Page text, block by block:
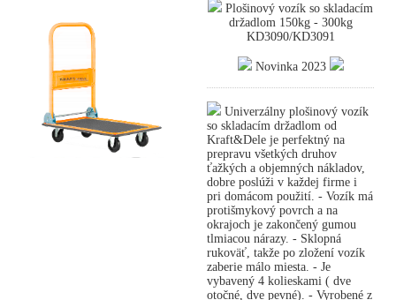
Plošinový vozík so skladacím
držadlom 150kg - 300kg
KD3090/KD3091
Novinka 2023
Univerzálny plošinový vozík
so skladacím držadlom od
Kraft&Dele je perfektný na
prepravu všetkých druhov
ťažkých a objemných nákladov,
dobre poslúži v každej firme i
pri domácom použití. - Vozík má
protišmykový povrch a na
okrajoch je zakončený gumou
tlmiacou nárazy. - Sklopná
rukoväť, takže po zložení vozík
zaberie málo miesta. - Je
vybavený 4 kolieskami ( dve
otočné, dve pevné). - Vyrobené z